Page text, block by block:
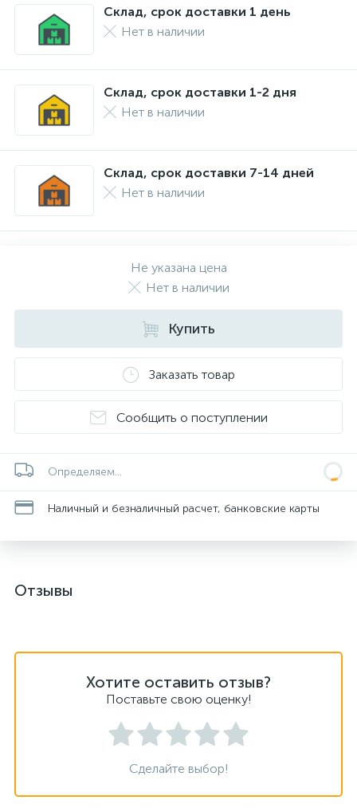
Склад, срок доставки 1 день
Нет в наличии
Склад, срок доставки 1-2 дня
Нет в наличии
Склад, срок доставки 7-14 дней
Нет в наличии
Не указана цена
Нет в наличии
Купить
Заказать товар
Сообщить о поступлении
Определяем...
Наличный и безналичный расчет, банковские карты
Отзывы
Хотите оставить отзыв?
Поставьте свою оценку!
Сделайте выбор!